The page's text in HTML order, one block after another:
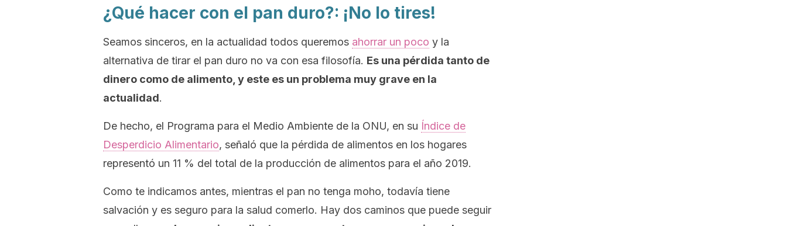
¿Qué hacer con el pan duro?: ¡No lo tires!
Seamos sinceros, en la actualidad todos queremos ahorrar un poco y la
alternativa de tirar el pan duro no va con esa filosofía. Es una pérdida tanto de
dinero como de alimento, y este es un problema muy grave en la
actualidad.
De hecho, el Programa para el Medio Ambiente de la ONU, en su Índice de
Desperdicio Alimentario, señaló que la pérdida de alimentos en los hogares
representó un 11 % del total de la producción de alimentos para el año 2019.
Como te indicamos antes, mientras el pan no tenga moho, todavía tiene
salvación y es seguro para la salud comerlo. Hay dos caminos que puede seguir